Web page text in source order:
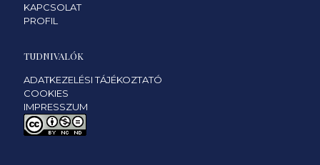
KAPCSOLAT
PROFIL
TUDNIVALÓK
ADATKEZELÉSI TÁJÉKOZTATÓ
COOKIES
IMPRESSZUM